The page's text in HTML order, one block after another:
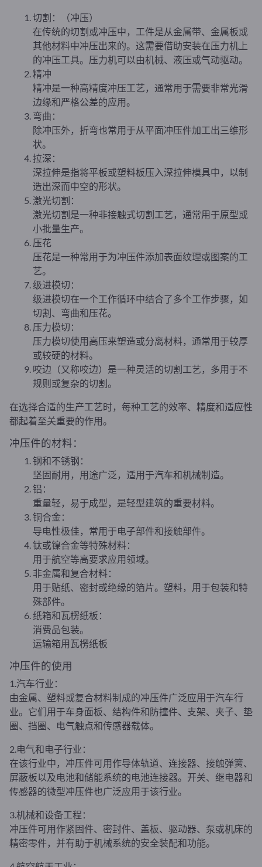
切割：（冲压）
在传统的切割或冲压中，工件是从金属带、金属板或
其他材料中冲压出来的。这需要借助安装在压力机上
的冲压工具。压力机可以由机械、液压或气动驱动。
精冲
精冲是一种高精度冲压工艺，通常用于需要非常光滑
边缘和严格公差的应用。
弯曲：
除冲压外，折弯也常用于从平面冲压件加工出三维形
状。
拉深：
深拉伸是指将平板或塑料板压入深拉伸模具中，以制
造出深而中空的形状。
激光切割：
激光切割是一种非接触式切割工艺，通常用于原型或
小批量生产。
压花
压花是一种常用于为冲压件添加表面纹理或图案的工
艺。
级进模切：
级进模切在一个工作循环中结合了多个工作步骤，如
切割、弯曲和压花。
压力模切：
压力模切使用高压来塑造或分离材料，通常用于较厚
或较硬的材料。
咬边（又称咬边）是一种灵活的切割工艺，多用于不
规则或复杂的切割。
在选择合适的生产工艺时，每种工艺的效率、精度和适应性
都起着至关重要的作用。
冲压件的材料：
钢和不锈钢：
坚固耐用，用途广泛，适用于汽车和机械制造。
铝：
重量轻，易于成型，是轻型建筑的重要材料。
铜合金：
导电性极佳，常用于电子部件和接触部件。
钛或镍合金等特殊材料：
用于航空等高要求应用领域。
非金属和复合材料：
用于贴纸、密封或绝缘的箔片。塑料，用于包装和特
殊部件。
纸箱和瓦楞纸板：
消费品包装。
运输箱用瓦楞纸板
冲压件的使用
1.汽车行业：
由金属、塑料或复合材料制成的冲压件广泛应用于汽车行
业。它们用于车身面板、结构件和防撞件、支架、夹子、垫
圈、挡圈、电气触点和传感器载体。
2.电气和电子行业：
在该行业中，冲压件可用作导体轨道、连接器、接触弹簧、
屏蔽板以及电池和储能系统的电池连接器。开关、继电器和
传感器的微型冲压件也广泛应用于该行业。
3.机械和设备工程：
冲压件可用作紧固件、密封件、盖板、驱动器、泵或机床的
精密零件，并有助于机械系统的安全装配和功能。